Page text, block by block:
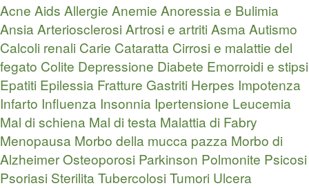
Acne Aids Allergie Anemie Anoressia e Bulimia
AnsiaArteriosclerosiArtrosi e artritiAsmaAutismo
Calcoli renali Carie Cataratta Cirrosi e malattie del
fegato Colite Depressione Diabete Emorroidi e stipsi
Epatiti Epilessia Fratture Gastriti Herpes Impotenza
Infarto Influenza Insonnia Ipertensione Leucemia
Mal di schiena Mal di testa Malattia di Fabry
Menopausa Morbo della mucca pazza Morbo di
AlzheimerOsteoporosi Parkinson Polmonite Psicosi
Psoriasi SterilitaTubercolosiTumori Ulcera